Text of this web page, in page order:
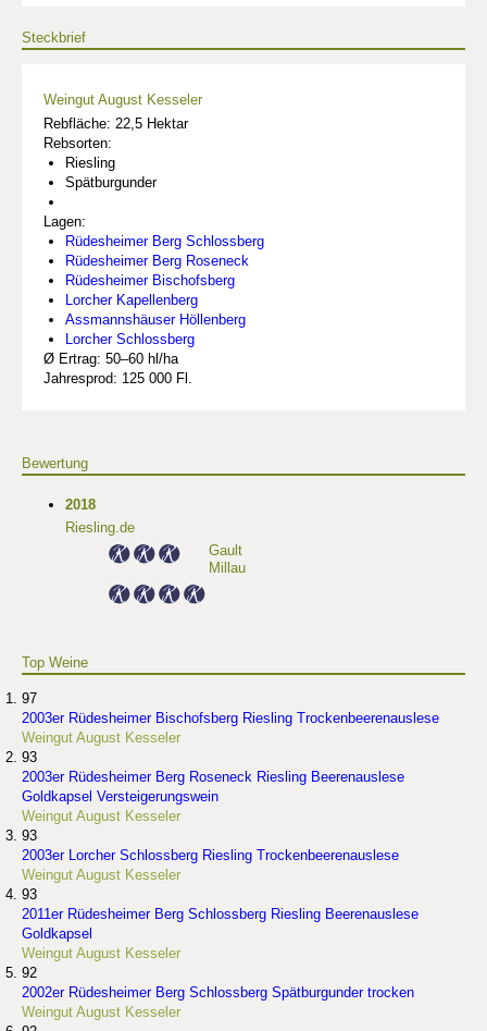
Steckbrief
Weingut August Kesseler
Rebfläche: 22,5 Hektar
Rebsorten:
Riesling
Spätburgunder
Lagen:
Rüdesheimer Berg Schlossberg
Rüdesheimer Berg Roseneck
Rüdesheimer Bischofsberg
Lorcher Kapellenberg
Assmannshäuser Höllenberg
Lorcher Schlossberg
Ø Ertrag: 50–60 hl/ha
Jahresprod: 125 000 Fl.
Bewertung
2018
Riesling.de
Gault
Millau
Top Weine
97
2003er Rüdesheimer Bischofsberg Riesling Trockenbeerenauslese
Weingut August Kesseler
93
2003er Rüdesheimer Berg Roseneck Riesling Beerenauslese
Goldkapsel Versteigerungswein
Weingut August Kesseler
93
2003er Lorcher Schlossberg Riesling Trockenbeerenauslese
Weingut August Kesseler
93
2011er Rüdesheimer Berg Schlossberg Riesling Beerenauslese
Goldkapsel
Weingut August Kesseler
92
2002er Rüdesheimer Berg Schlossberg Spätburgunder trocken
Weingut August Kesseler